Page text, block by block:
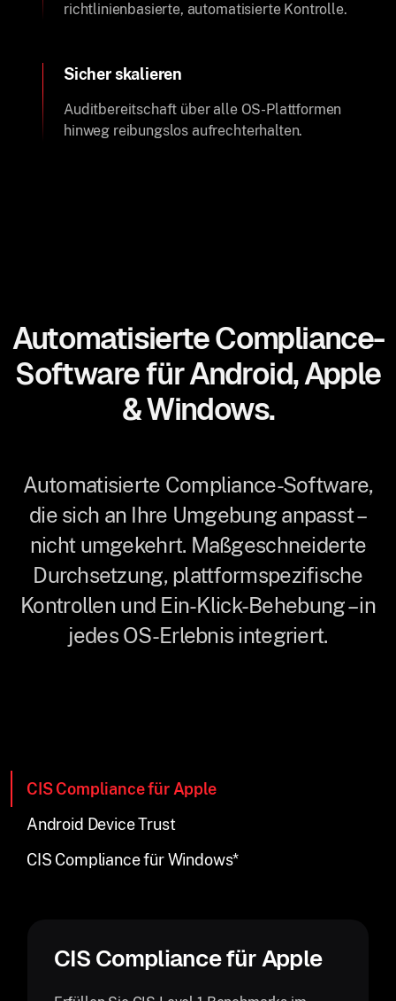
richtlinienbasierte, automatisierte Kontrolle.
Sicher skalieren
Auditbereitschaft über alle OS-Plattformen
hinweg reibungslos aufrechterhalten.
Automatisierte Compliance-
Software für Android, Apple
& Windows.
Automatisierte Compliance-Software,
die sich an Ihre Umgebung anpasst –
nicht umgekehrt. Maßgeschneiderte
Durchsetzung, plattformspezifische
Kontrollen und Ein-Klick-Behebung – in
jedes OS-Erlebnis integriert.
CIS Compliance für Apple
Android Device Trust
CIS Compliance für Windows*
CIS Compliance für Apple